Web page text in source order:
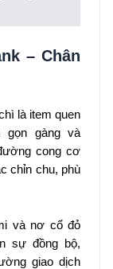
– Chân
là item quen
gọn gàng và
cong cơ
chỉn chu, phù
và nơ cổ đỏ
sự đồng bộ,
giao dịch